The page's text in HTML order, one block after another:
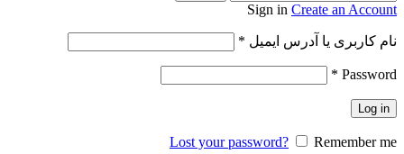
Sign in Create an Account
نام کاربری یا آدرس ایمیل *
Password
*
Log in
Lost your password?
Remember me